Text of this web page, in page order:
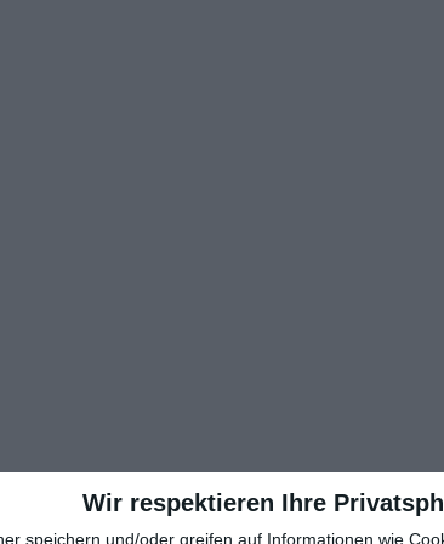
Wir respektieren Ihre
speichern und/oder greifen auf Informationen wie